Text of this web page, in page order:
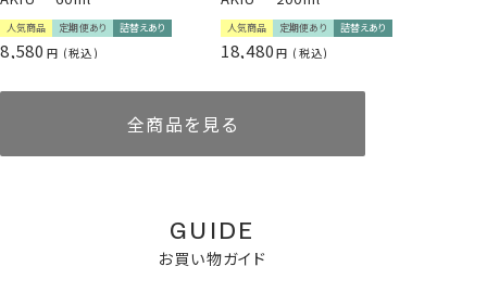
アカマツ球果エキス、ローマカミツレ花エキス、オドリコソウ
花/葉/茎エキス、セイヨウキズタ葉/茎エキス、ローズマリー
整肌成分）
*5 ヒマワリ種子油、ダイズ油、シアバター（全て保湿成分）
天然回帰のシャンプーは、汚れを落とすだけでなく、毎日のケア
継続してお使いいただくことで、 なめらかで扱いやすいコンディ
人気商品 定期便あり 詰替えあり
8,580 税込
人気商品 定期便あり 詰替えあり
18,480 税込
全商品を見る
GUIDE
お買い物ガイド